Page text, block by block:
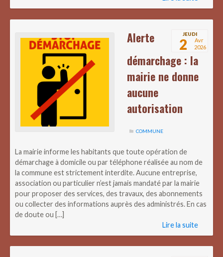
JEUDI
2
Avr
2026
Alerte
démarchage : la
mairie ne donne
aucune
autorisation
COMMUNE
La mairie informe les habitants que toute opération de
démarchage à domicile ou par téléphone réalisée au nom de
la commune est strictement interdite. Aucune entreprise,
association ou particulier n’est jamais mandaté par la mairie
pour proposer des services, des travaux, des abonnements
ou collecter des informations auprès des administrés. En cas
de doute ou […]
Lire la suite